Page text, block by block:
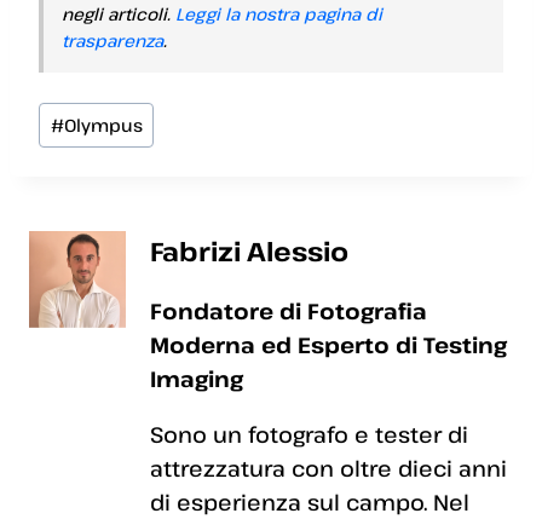
negli articoli. Leggi la nostra pagina di
trasparenza.
Tag
articolo:
#Olympus
Fabrizi Alessio
Fondatore di Fotografia
Moderna ed Esperto di Testing
Imaging
Sono un fotografo e tester di
attrezzatura con oltre dieci anni
di esperienza sul campo. Nel